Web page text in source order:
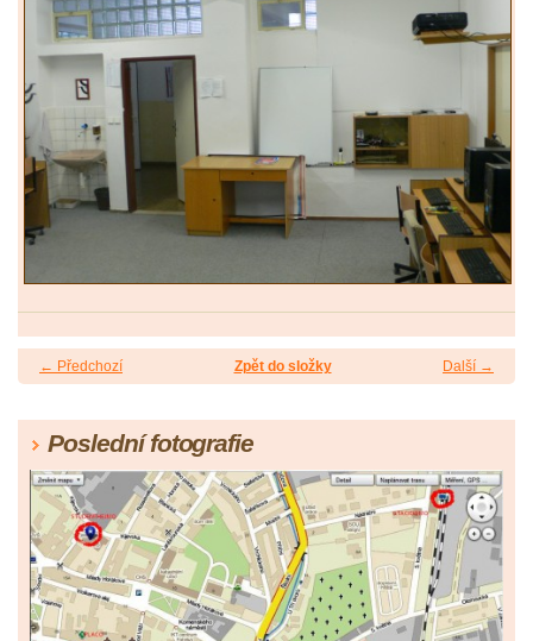
← Předchozí Další →
Zpět do složky
Poslední fotografie